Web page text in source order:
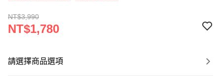
NT$3,990
NT$1,780
請選擇商品選項